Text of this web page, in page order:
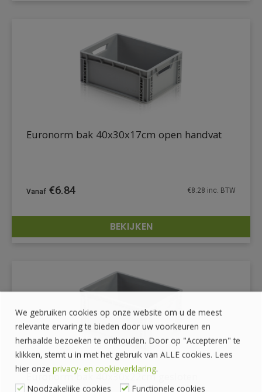
DETAILS
Euronorm bak 40x30x17cm open handvat
€6.84 €8.28 inc. BTW
BEKIJKEN
Euronorm bak 40x30x22cm gesloten
We gebruiken cookies op onze website om u de meest
relevante ervaring te bieden door uw voorkeuren en
herhaalde bezoeken te onthouden. Door op "Accepteren" te
klikken, stemt u in met het gebruik van ALLE cookies. Lees
hier onze privacy- en cookieverklaring.